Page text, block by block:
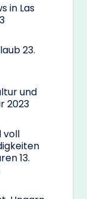
in Las
23.
und
2023
voll
13.